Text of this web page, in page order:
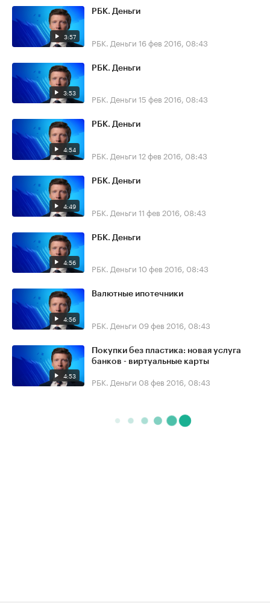
3:57
РБК. Деньги
РБК. Деньги 16 фев 2016, 08:43
3:53
РБК. Деньги
РБК. Деньги 15 фев 2016, 08:43
4:54
РБК. Деньги
РБК. Деньги 12 фев 2016, 08:43
4:49
РБК. Деньги
РБК. Деньги 11 фев 2016, 08:43
4:56
РБК. Деньги
РБК. Деньги 10 фев 2016, 08:43
4:56
Валютные ипотечники
РБК. Деньги 09 фев 2016, 08:43
4:53
Покупки без пластика: новая услуга
банков - виртуальные карты
РБК. Деньги 08 фев 2016, 08:43